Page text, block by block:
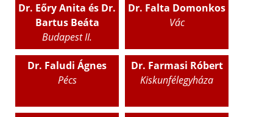
Dr. Eőry Anita és Dr.
Bartus Beáta
Budapest II.
Dr. Falta Domonkos
Vác
Dr. Faludi Ágnes
Pécs
Dr. Farmasi Róbert
Kiskunfélegyháza